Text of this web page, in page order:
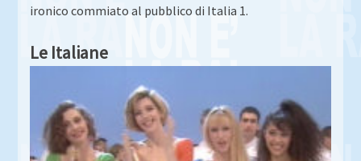
ironico commiato al pubblico di Italia 1.
Le Italiane